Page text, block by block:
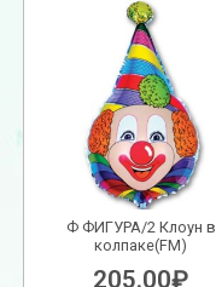
Ф ФИГУРА/2 Клоун в
колпаке(FM)
205.00₽